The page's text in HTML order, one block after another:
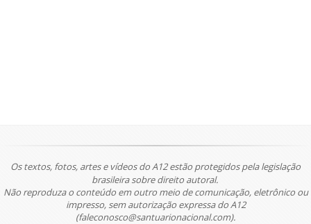
Os textos, fotos, artes e vídeos do A12 estão protegidos pela legislação
brasileira sobre direito autoral.
Não reproduza o conteúdo em outro meio de comunicação, eletrônico ou
impresso, sem autorização expressa do A12
(faleconosco@santuarionacional.com).